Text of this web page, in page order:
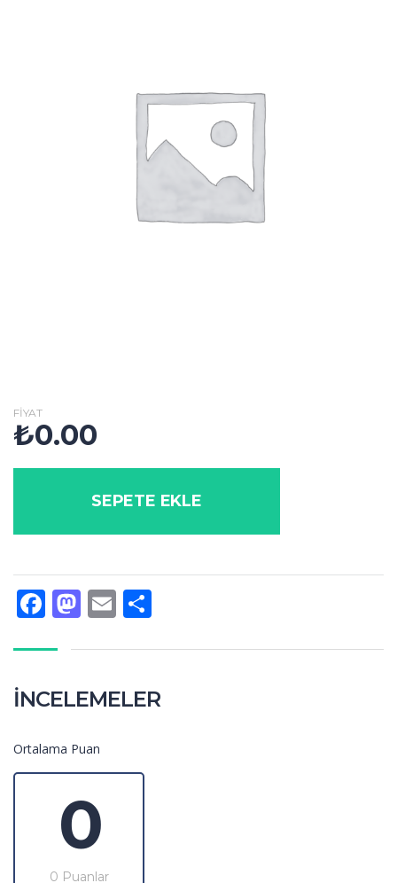
FIYAT
₺0.00
SEPETE EKLE
Facebook
Mastodon
Email
İNCELEMELER
Ortalama Puan
0
0 Puanlar